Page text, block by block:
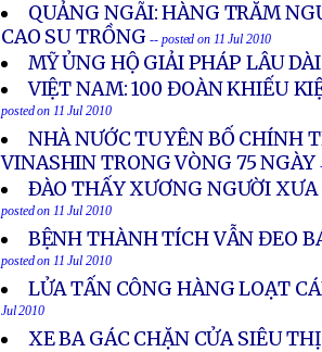
QUẢNG NGÃI: HÀNG TRĂM
CAO SU TRỒNG-- posted on 11 Jul 2010
MỸ ỦNG HỘ GIẢI PHÁP LÂU
VIỆT NAM: 100 ĐOÀN KHIẾU
posted on 11 Jul 2010
NHÀ NƯỚC TUYÊN BỐ CHÍNH
VINASHIN TRONG VÒNG 75 NGÀY
ÐÀO THẤY XƯƠNG NGƯỜI
posted on 11 Jul 2010
BỆNH THÀNH TÍCH VẪN ĐEO
posted on 11 Jul 2010
LỬA TẤN CÔNG HÀNG LOẠT
Jul 2010
XE BA GÁC CHẶN CỬA SIÊU